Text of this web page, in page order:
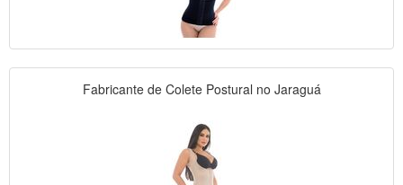
Fabricante de Colete Postural no Jaraguá